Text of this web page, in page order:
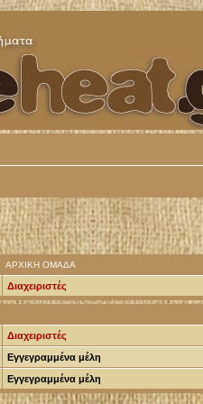
ΑΡΧΙΚΉ ΟΜΆΔΑ
Διαχειριστές
Διαχειριστές
Εγγεγραμμένα μέλη
Εγγεγραμμένα μέλη